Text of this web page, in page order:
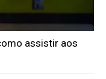
assistir aos